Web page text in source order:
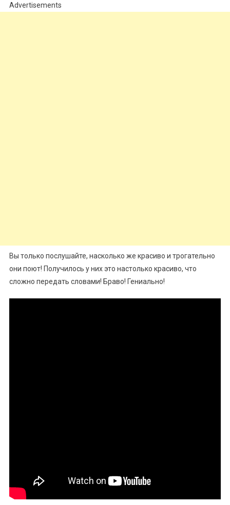
Advertisements
Вы только послушайте, насколько же красиво и трогательно
они поют! Получилось у них это настолько красиво, что
сложно передать словами! Браво! Гениально!